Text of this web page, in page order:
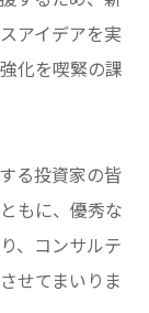
アイデアを実
化を喫緊の課
る投資家の皆
もに、優秀な
、コンサルテ
せてまいりま